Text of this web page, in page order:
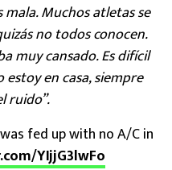
mala. Muchos atletas se
no todos conocen.
muy cansado. Es difícil
en casa, siempre
ruido”.
fed up with no A/C in
YIjjG3lwFo